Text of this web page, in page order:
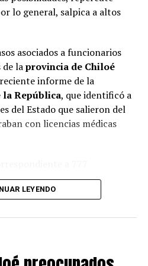
lo general, salpica a altos
asociados a funcionarios
laprovincia de Chiloé
informe de la
República, que identificó a
del Estado que salieron del
con licencias médicas
varias entidades del
de Castro
siguen laCorporación
LEYENDO